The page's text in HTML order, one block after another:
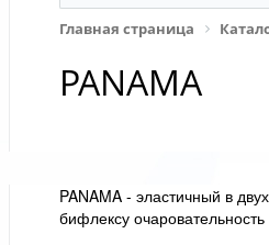
Главная страница
PANAMA
PANAMA - эластичный в
бифлексу очаровательность